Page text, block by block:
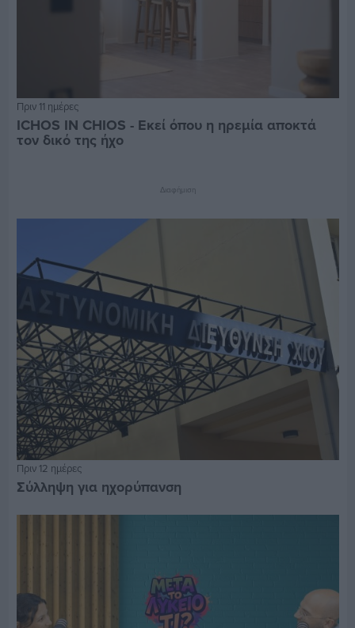
Πριν 11 ημέρες
ICHOS IN CHIOS - Εκεί όπου η ηρεμία αποκτά
τον δικό της ήχο
Διαφήμιση
Πριν 12 ημέρες
Σύλληψη για ηχορύπανση